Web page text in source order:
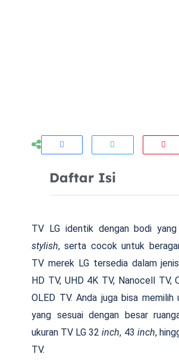
Daftar Isi
TV LG identik dengan bodi
stylish, serta cocok untuk
TV merek LG tersedia dalam
HD TV, UHD 4K TV, Nanocell TV,
OLED TV. Anda juga bisa memilih
yang sesuai dengan besar
ukuran TV LG 32inch, 43 inch,
TV.